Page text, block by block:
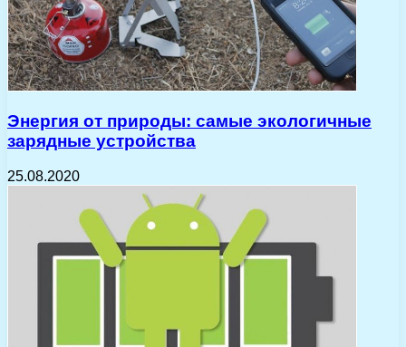
Энергия от природы: самые экологичные
зарядные устройства
25.08.2020